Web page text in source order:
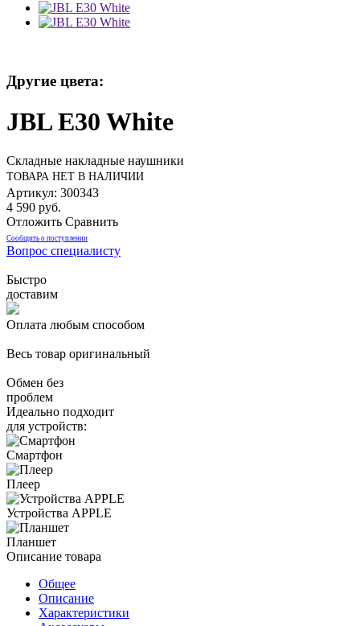
Другие цвета:
JBL E30 White
Складные накладные наушники
ТОВАРА НЕТ В НАЛИЧИИ
Артикул: 300343
4 590 руб.
Отложить Сравнить
Сообщить о поступлении
Вопрос специалисту
Быстро
доставим
Оплата любым способом
Весь товар оригинальный
Обмен без
проблем
Идеально подходит
для устройств:
Смартфон
Плеер
Устройства APPLE
Планшет
Описание товара
Общее
Описание
Характеристики